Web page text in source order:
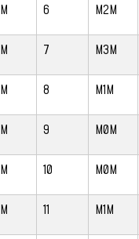
M 6 M2M
M 7 M3M
M 8 M1M
M 9 M0M
M 10 M0M
M 11 M1M